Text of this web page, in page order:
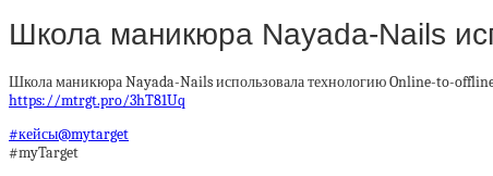
Школа маникюра Nayada-Nails
Школа маникюра Nayada-Nails использовала технологию Online-to-offline
https://mtrgt.pro/3hT81Uq
#кейсы@mytarget
#myTarget